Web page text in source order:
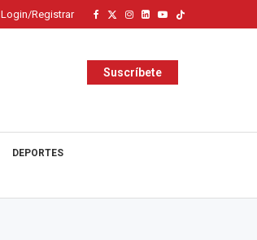
Login/Registrar
Suscríbete
DEPORTES